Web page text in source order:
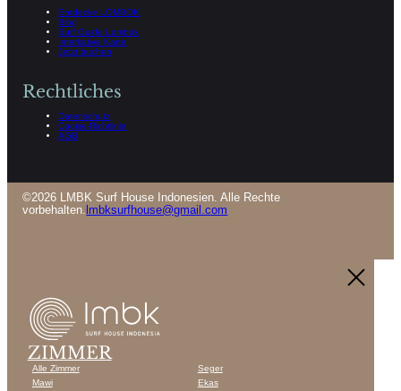
Entdecke LOMBOK
Blog
Surf Guide Lombok
Interkative Karte
Jetzt buchen
Rechtliches
Datenschutz
Cookie-Richtlinie
AGB
©2026 LMBK Surf House Indonesien. Alle Rechte
vorbehalten. lmbksurfhouse@gmail.com
ZIMMER
Alle Zimmer
Seger
Mawi
Ekas